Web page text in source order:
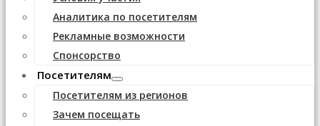
Аналитика по посетителям
Рекламные возможности
Спонсорство
Посетителям
Посетителям из регионов
Зачем посещать